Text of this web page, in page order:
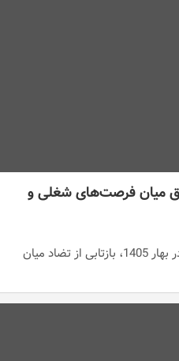
میان فرصت‌های شغلی و
رکورد 32.4 درصدی بیکاری جوانان در بهار 1405، بازتابی از تضاد میان